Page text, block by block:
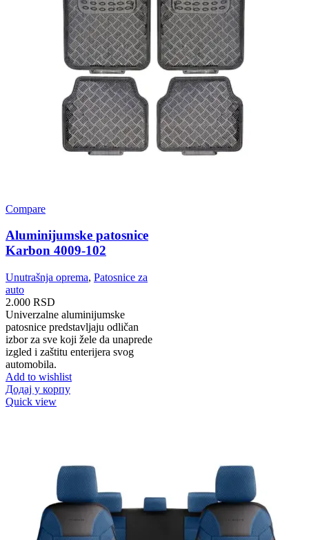
Compare
Aluminijumske patosnice
Karbon 4009-102
Unutrašnja oprema, Patosnice za
auto
2.000 RSD
Univerzalne aluminijumske
patosnice predstavljaju odličan
izbor za sve koji žele da unaprede
izgled i zaštitu enterijera svog
automobila.
Add to wishlist
Додај у корпу
Quick view